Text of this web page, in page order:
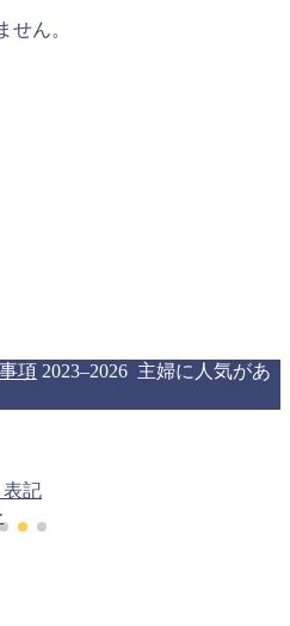
せん。
項 2023–2026 主婦に人気があ
記